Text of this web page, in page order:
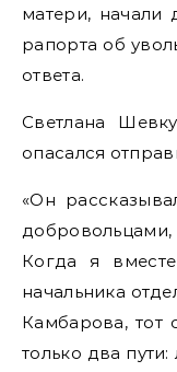
матери, начали
рапорта об
ответа.
Светлана
опасался
«Он
Когда я
начальника
Камбарова, тот
только два